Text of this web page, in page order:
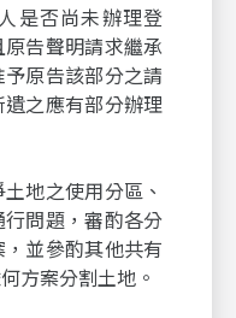
是否尚未辦理登
告聲明請求繼承
原告該部分之請
之應有部分辦理
地之使用分區、
問題，審酌各分
並參酌其他共有
方案分割土地。